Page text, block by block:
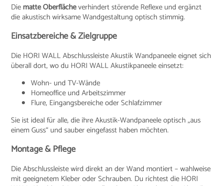
Die matte Oberflächeverhindert störende Reflexe und ergänzt
die akustisch wirksame Wandgestaltung optisch stimmig.
Einsatzbereiche & Zielgruppe
Die HORI WALL Abschlussleiste Akustik Wandpaneele eignet sich
überall dort, wo du HORI WALL Akustikpaneele einsetzt:
Wohn- und TV-Wände
Homeoffice und Arbeitszimmer
Flure, Eingangsbereiche oder Schlafzimmer
Sie ist ideal für alle, die ihre Akustik-Wandpaneele optisch „aus
einem Guss“ und sauber eingefasst haben möchten.
Montage & Pflege
Die Abschlussleiste wird direkt an der Wand montiert – wahlweise
mit geeignetem Kleber oder Schrauben. Du richtest die HORI